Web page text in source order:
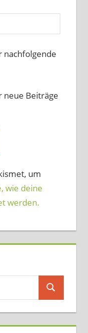
nachfolgende
neue Beiträge
um
wie deine
werden.
Suchen